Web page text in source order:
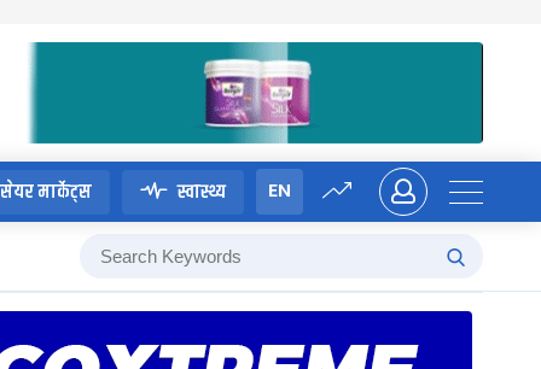
सेयर मार्केट्स स्वास्थ्य EN